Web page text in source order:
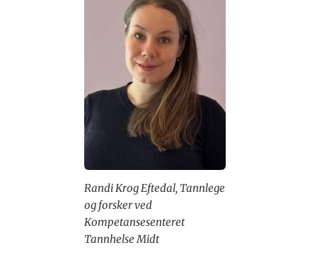
Randi Krog Eftedal, Tannlege
og forsker ved
Kompetansesenteret
Tannhelse Midt